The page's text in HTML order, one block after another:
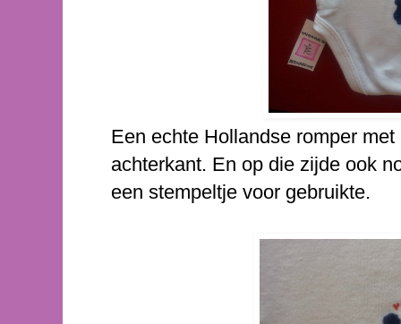
Een echte Hollandse romper
achterkant. En op die zijde ook
een stempeltje voor gebruikte.